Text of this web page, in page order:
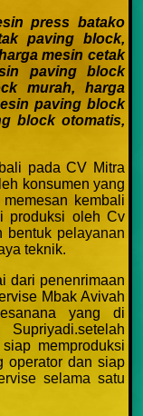
press batako
paving block,
mesin cetak
paving block
murah,harga
paving block
block otomatis,
pada CV Mitra
konsumen yang
kembali
produksi oleh Cv
bentuk pelayanan
teknik.
dari penenrimaan
Mbak Avivah
yang di
memproduksi
operator dan siap
selama satu